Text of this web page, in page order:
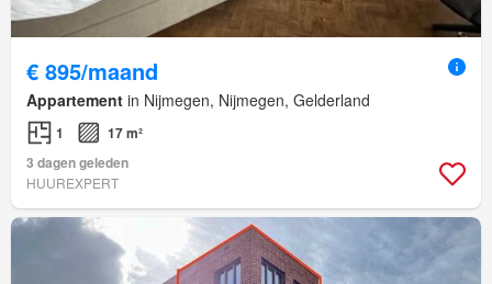
€ 895/maand
Appartement in Nijmegen, Nijmegen, Gelderland
1
17 m²
3 dagen geleden
HUUREXPERT